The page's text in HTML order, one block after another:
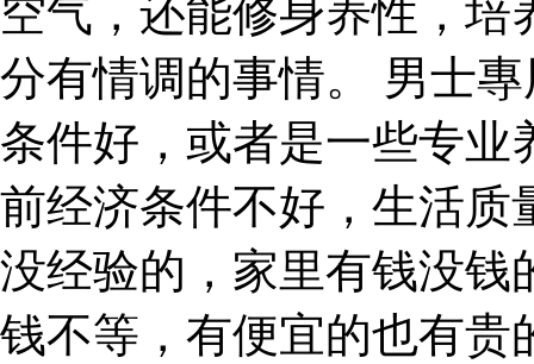
空气，还能修身养性，
分有情调的事情。 男士
条件好，或者是一些专业
前经济条件不好，生活质
没经验的，家里有钱没钱
钱不等，有便宜的也有贵